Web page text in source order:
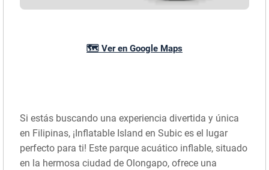
🗺️ Ver en Google Maps
Si estás buscando una experiencia divertida y única
en Filipinas, ¡Inflatable Island en Subic es el lugar
perfecto para ti! Este parque acuático inflable, situado
en la hermosa ciudad de Olongapo, ofrece una